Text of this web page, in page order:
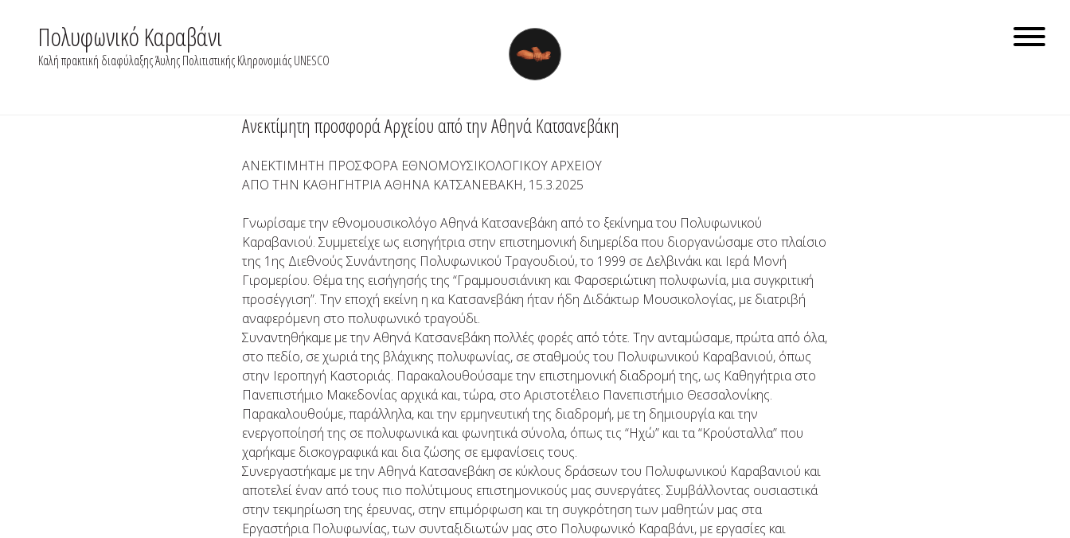
contentΠολυφωνικό Καραβάνι
Καλή πρακτική διαφύλαξης Άυλης Πολιτιστικής Κληρονομιάς UNESCO
Aνεκτίμητη προσφορά Αρχείου από την Αθηνά Κατσανεβάκη
ΑΝΕΚΤΙΜΗΤΗ ΠΡΟΣΦΟΡΑ ΕΘΝΟΜΟΥΣΙΚΟΛΟΓΙΚΟΥ ΑΡΧΕΙΟΥ
ΑΠΟ ΤΗΝ ΚΑΘΗΓΗΤΡΙΑ ΑΘΗΝΑ ΚΑΤΣΑΝΕΒΑΚΗ, 15.3.2025
Γνωρίσαμε την εθνομουσικολόγο Aθηνά Κατσανεβάκη από το ξεκίνημα του Πoλυφωνικού
Καραβανιού. Συμμετείχε ως εισηγήτρια στην επιστημονική διημερίδα που διοργανώσαμε στο πλαίσιο
της 1ης Διεθνούς Συνάντησης Πολυφωνικού Τραγουδιού, το 1999 σε Δελβινάκι και Ιερά Μoνή
Γιρομερίου. Θέμα της εισήγησής της “Γραμμουσιάνικη και Φαρσεριώτικη πολυφωνία, μια συγκριτική
προσέγγιση”. Την εποχή εκείνη η κα Κατσανεβάκη ήταν ήδη Διδάκτωρ Μoυσικολογίας, με διατριβή
αναφερόμενη στο πολυφωνικό τραγούδι.
Συναντηθήκαμε με την Αθηνά Κατσανεβάκη πολλές φορές από τότε. Την ανταμώσαμε, πρώτα από όλα,
στο πεδίο, σε χωριά της βλάχικης πολυφωνίας, σε σταθμούς του Πολυφωνικού Καραβανιού, όπως
στην Ιεροπηγή Καστοριάς. Παρακαλουθούσαμε την επιστημονική διαδρομή της, ως Καθηγήτρια στο
Πανεπιστήμιο Μακεδονίας αρχικά και, τώρα, στο Αριστοτέλειο Πανεπιστήμιο Θεσσαλονίκης.
Παρακαλουθούμε, παράλληλα, και την ερμηνευτική της διαδρομή, με τη δημιουργία και την
ενεργοποίησή της σε πολυφωνικά και φωνητικά σύνολα, όπως τις “Ηχώ” και τα “Κρούσταλλα” που
χαρήκαμε δισκογραφικά και δια ζώσης σε εμφανίσεις τους.
Συνεργαστήκαμε με την Αθηνά Κατσανεβάκη σε κύκλους δράσεων του Πολυφωνικού Καραβανιού και
αποτελεί έναν από τους πιο πολύτιμους επιστημονικούς μας συνεργάτες. Συμβάλλοντας ουσιαστικά
στην τεκμηρίωση της έρευνας, στην επιμόρφωση και τη συγκρότηση των μαθητών μας στα
Εργαστήρια Πολυφωνίας, των συνταξιδιωτών μας στο Πολυφωνικό Καραβάνι, με εργασίες και